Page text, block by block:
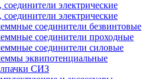
электрические
электрические
соединители безвинтовые
соединители проходные
соединители силовые
эквипотенциальные
СИЗ